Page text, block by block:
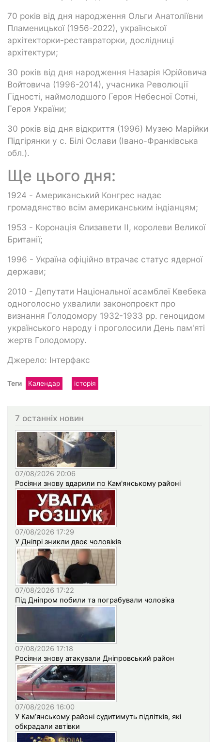
70 років від дня народження Ольги Анатоліївни
Пламеницької (1956-2022), української
архітекторки-реставраторки, дослідниці
архітектури;
30 років від дня народження Назарія Юрійовича
Войтовича (1996-2014), учасника Революції
Гідності, наймолодшого Героя Небесної Сотні,
Героя України;
30 років від дня відкриття (1996) Музею Марійки
Підгірянки у с. Білі Ослави (Івано-Франківська
обл.).
Ще цього дня:
1924 - Американський Конгрес надає
громадянство всім американським індіанцям;
1953 - Коронація Єлизавети II, королеви Великої
Британії;
1996 - Україна офіційно втрачає статус ядерної
держави;
2010 - Депутати Національної асамблеї Квебека
одноголосно ухвалили законопроєкт про
визнання Голодомору 1932-1933 рр. геноцидом
українського народу і проголосили День пам'яті
жертв Голодомору.
Джерело: Інтерфакс
Теги Календар історія
7 останніх новин
07/08/2026 20:06
Росіяни знову вдарили по Кам'янському районі
07/08/2026 17:29
У Дніпрі зникли двоє чоловіків
07/08/2026 17:22
Під Дніпром побили та пограбували чоловіка
07/08/2026 17:18
Росіяни знову атакували Дніпровський район
07/08/2026 16:00
У Кам’янському районі судитимуть підлітків, які
обкрадали автівки